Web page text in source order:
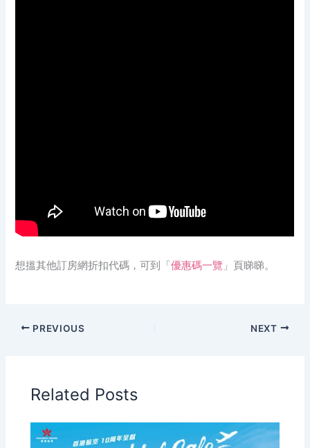
想搵其他訂房網折扣代碼，可到「優惠碼一覽 」頁睇睇。
PREVIOUS NEXT
Related Posts